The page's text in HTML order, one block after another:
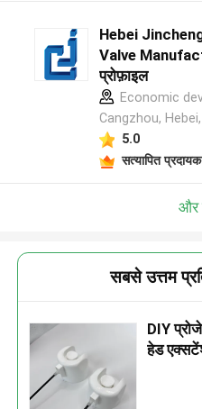
Hebei
Valve
प्रोफ़ाइल
Economic
Cangzhou, Hebei,
5.0
सत्यापित प्रदायक
और
सबसे उत्तम
DIY
हेड